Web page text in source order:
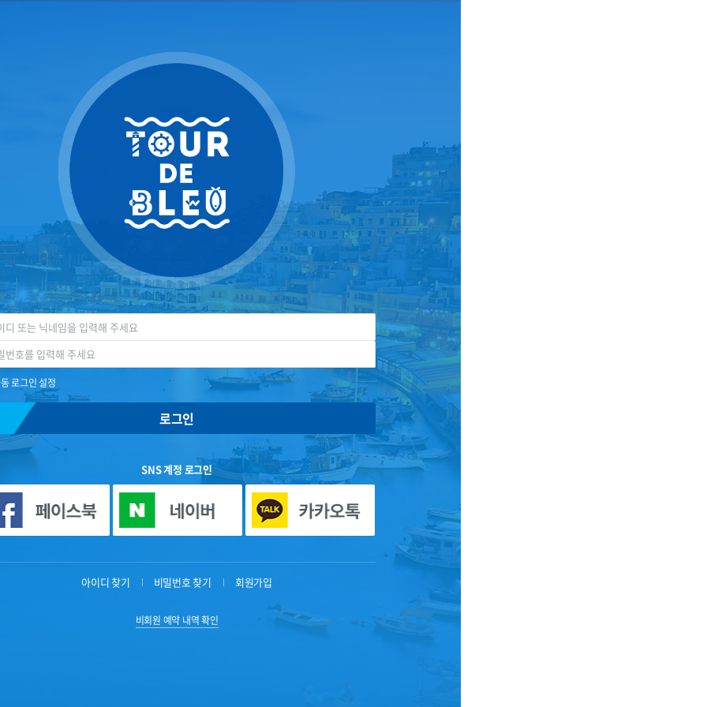
로그인 설정
로그인
SNS 계정 로그인
아이디 찾기 비밀번호 찾기 회원가입
비회원 예약 내역 확인